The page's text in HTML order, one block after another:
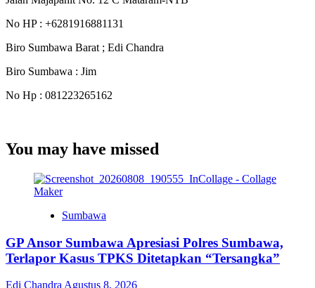
No HP : +6281916881131
Biro Sumbawa Barat ; Edi Chandra
Biro Sumbawa : Jim
No Hp : 081223265162
You may have missed
Sumbawa
GP Ansor Sumbawa Apresiasi Polres Sumbawa,
Terlapor Kasus TPKS Ditetapkan “Tersangka”
Edi ChandraAgustus 8, 2026